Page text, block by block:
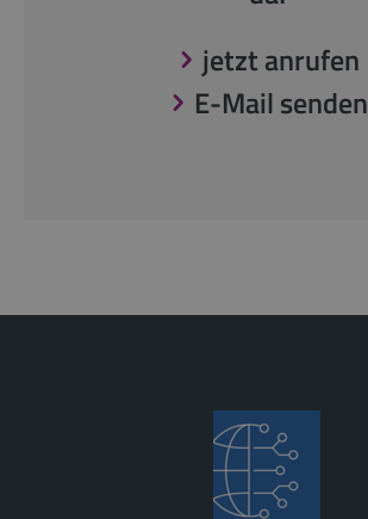
jetzt anrufen
E-Mail senden